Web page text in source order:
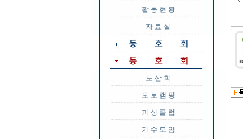
활 동 현 황
자 료 실
토 산 회
오 토 캠 핑
피 싱 클 럽
기 수 모 임